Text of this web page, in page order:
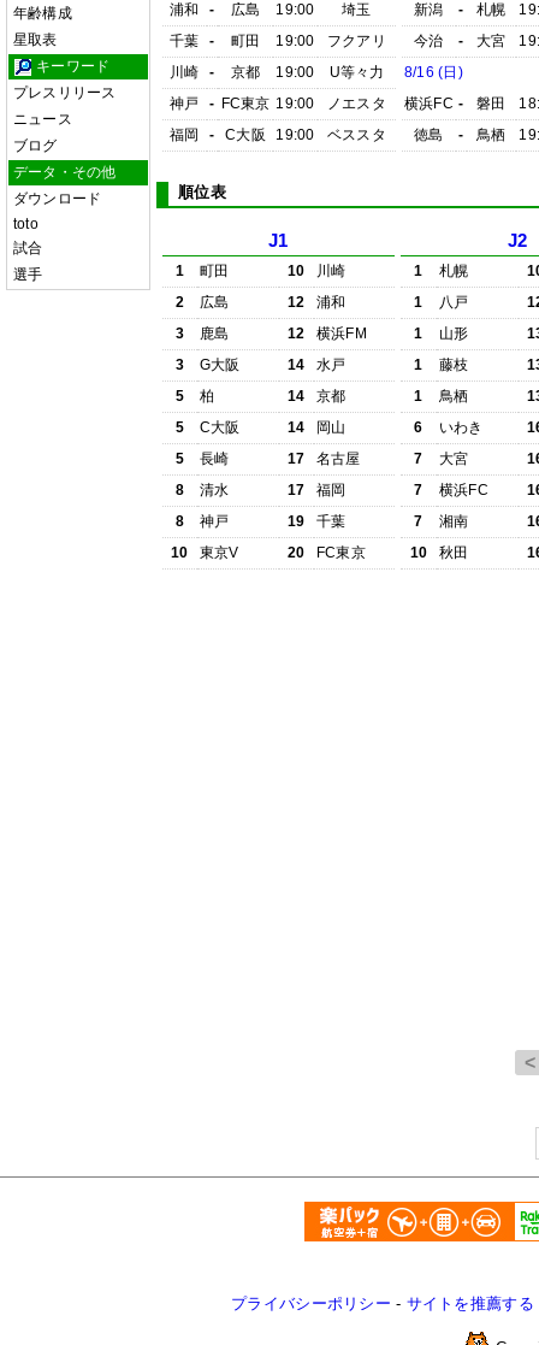
年齢構成
星取表
キーワード
プレスリリース
ニュース
ブログ
データ・その他
ダウンロード
toto
試合
選手
浦和
- 広島 19:00
埼玉
千葉
- 町田 19:00
フクアリ
川崎
- 京都 19:00
U等々力
神戸
- FC東京 19:00
ノエスタ
福岡
- C大阪 19:00 ベススタ
新潟
- 札幌
今治
- 大宮
8/16 (日)
横浜FC - 磐田
徳島
- 鳥栖
順位表
J1
1 町田 10
川崎
2
広島 12
浦和
3
鹿島 12
横浜FM
3
G大阪 14
水戸
5
柏 14
京都
5
C大阪 14
岡山
5
長崎 17
名古屋
8
清水 17
福岡
8
神戸 19
千葉
10
東京V 20 FC東京
J2
1 札幌
1
八戸
1
山形
1
藤枝
1
鳥栖
6
いわき
7
大宮
7
横浜FC
7
湘南
10
秋田
プライバシーポリシー - サイトを推薦する